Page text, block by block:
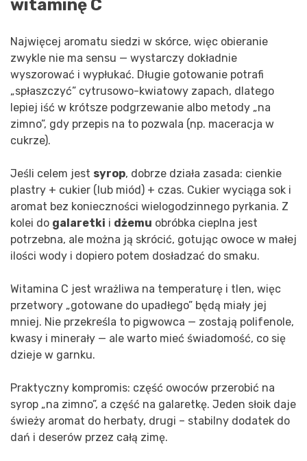
witaminę C
Najwięcej aromatu siedzi w skórce, więc obieranie
zwykle nie ma sensu — wystarczy dokładnie
wyszorować i wypłukać. Długie gotowanie potrafi
„spłaszczyć” cytrusowo-kwiatowy zapach, dlatego
lepiej iść w krótsze podgrzewanie albo metody „na
zimno”, gdy przepis na to pozwala (np. maceracja w
cukrze).
Jeśli celem jest syrop, dobrze działa zasada: cienkie
plastry + cukier (lub miód) + czas. Cukier wyciąga sok i
aromat bez konieczności wielogodzinnego pyrkania. Z
kolei do galaretki i dżemu obróbka cieplna jest
potrzebna, ale można ją skrócić, gotując owoce w małej
ilości wody i dopiero potem dosładzać do smaku.
Witamina C jest wrażliwa na temperaturę i tlen, więc
przetwory „gotowane do upadłego” będą miały jej
mniej. Nie przekreśla to pigwowca — zostają polifenole,
kwasy i minerały — ale warto mieć świadomość, co się
dzieje w garnku.
Praktyczny kompromis: część owoców przerobić na
syrop „na zimno”, a część na galaretkę. Jeden słoik daje
świeży aromat do herbaty, drugi – stabilny dodatek do
dań i deserów przez całą zimę.